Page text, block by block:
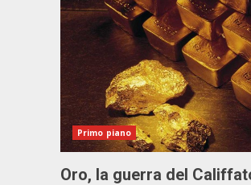
Primo piano
Oro, la guerra del